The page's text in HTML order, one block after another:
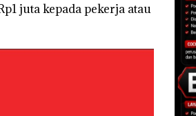
juta kepada pekerja atau